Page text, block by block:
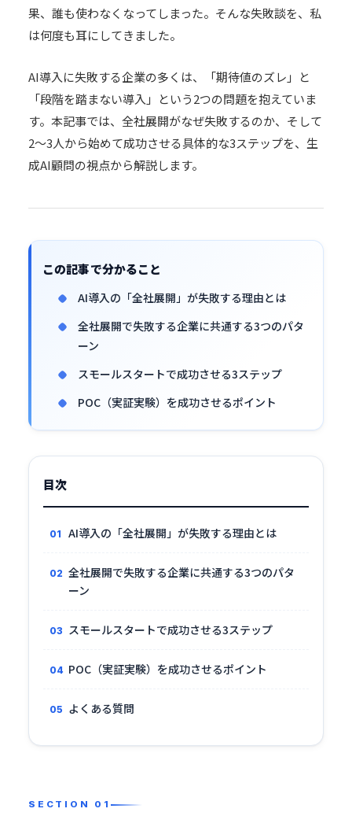
果、誰も使わなくなってしまった。そんな失敗談を、私
は何度も耳にしてきました。
AI導入に失敗する企業の多くは、「期待値のズレ」と
「段階を踏まない導入」という2つの問題を抱えていま
す。本記事では、全社展開がなぜ失敗するのか、そして
2〜3人から始めて成功させる具体的な3ステップを、 生
成AI顧問の視点から解説します。
この記事で分かること
AI導入の「全社展開」が失敗する理由とは
全社展開で失敗する企業に共通する3つのパタ
ーン
スモールスタートで成功させる3ステップ
POC（実証実験）を成功させるポイント
目次
AI導入の「全社展開」が失敗する理由とは
全社展開で失敗する企業に共通する3つのパタ
ーン
スモールスタートで成功させる3ステップ
POC（実証実験）を成功させるポイント
よくある質問